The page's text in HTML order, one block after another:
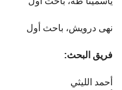
نهى درويش، باحث أول
فريق البحث:
أحمد الليثي